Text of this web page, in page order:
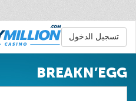
تسجيل الدخول
BREAKN’EGG